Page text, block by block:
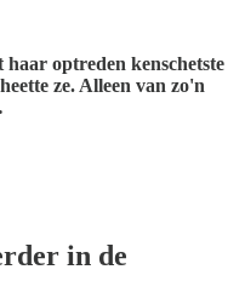
optreden kenschetste
ze. Alleen van zo'n
in de